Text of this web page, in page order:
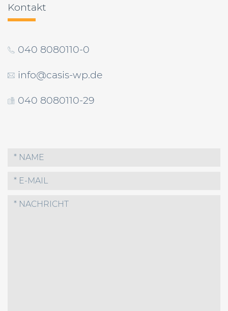
Kontakt
040 8080110-0
info@casis-wp.de
040 8080110-29